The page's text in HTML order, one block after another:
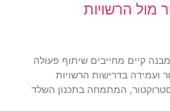
מול הרשויות
קיים מחייבים שיתוף פעולה
ועמידה בדרישות הרשויות
המתמחה בתכנון השלד